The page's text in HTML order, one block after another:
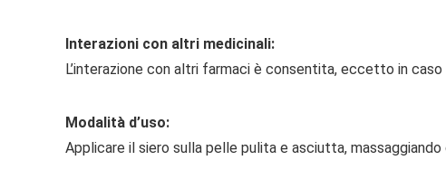
Interazioni con altri medicinali:
L’interazione con altri farmaci è consentita, eccetto in caso
Modalità d’uso:
Applicare il siero sulla pelle pulita e asciutta,